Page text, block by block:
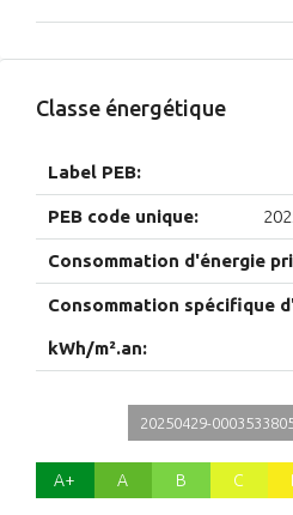
Classe énergétique
Label PEB:
PEB code unique:
Consommation d'énergie
Consommation spécifique
kWh/m².an:
A+ A B C
20250429-